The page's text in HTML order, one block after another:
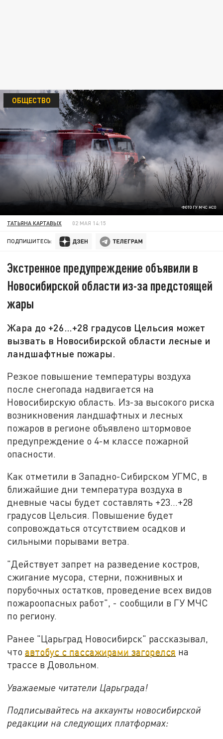
ФОТО ГУ МЧС НСО
ОБЩЕСТВО
ТАТЬЯНА КАРТАВЫХ 02 МАЯ 14:15
ПОДПИШИТЕСЬ:
Экстренное предупреждение объявили в
Новосибирской области из-за предстоящей
жары
Жара до +26…+28 градусов Цельсия может
вызвать в Новосибирской области лесные и
ландшафтные пожары.
Резкое повышение температуры воздуха
после снегопада надвигается на
Новосибирскую область. Из-за высокого риска
возникновения ландшафтных и лесных
пожаров в регионе объявлено штормовое
предупреждение о 4-м классе пожарной
опасности.
Как отметили в Западно-Сибирском УГМС, в
ближайшие дни температура воздуха в
дневные часы будет составлять +23…+28
градусов Цельсия. Повышение будет
сопровождаться отсутствием осадков и
сильными порывами ветра.
"Действует запрет на разведение костров,
сжигание мусора, стерни, пожнивных и
порубочных остатков, проведение всех видов
пожароопасных работ", - сообщили в ГУ МЧС
по региону.
Ранее "Царьград Новосибирск" рассказывал,
чтоавтобус с пассажирами загорелся на
трассе в Довольном.
Уважаемые читатели Царьграда!
Подписывайтесь на аккаунты новосибирской
редакции на следующих платформах: